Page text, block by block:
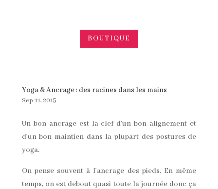
BOUTIQUE
Yoga & Ancrage : des racines dans les mains
Sep 11, 2015
Un bon ancrage est la clef d’un bon alignement et
d’un bon maintien dans la plupart des postures de
yoga.
On pense souvent à l’ancrage des pieds. En même
temps, on est debout quasi toute la journée donc ça